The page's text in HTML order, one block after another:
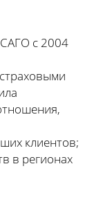
с 2004
клиентов;
в регионах